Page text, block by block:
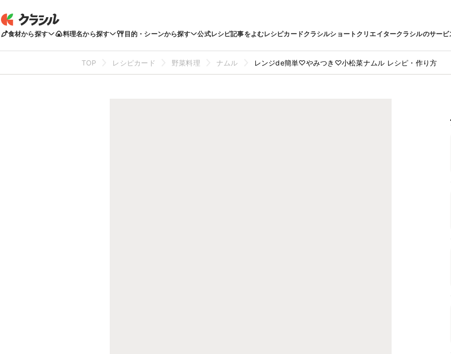
食材から探す 料理名から探す 目的・シーンから探す 公式レシピ記事をよむレシピカードクラシルショートクリエイタークラシルのサービ
TOP レシピカード 野菜料理 ナムル レンジde簡単♡やみつき♡小松菜ナムル レシピ・作り方